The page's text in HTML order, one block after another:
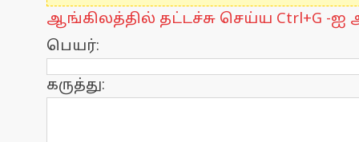
ஆங்கிலத்தில் தட்டச்சு செய்ய Ctrl+G -ஐ
பெயர்:
கருத்து: